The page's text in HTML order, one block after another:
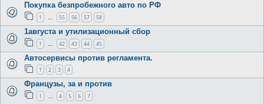
Покупка безпробежного авто по РФ
1 … 55 56 57 58
1августа и утилизационный сбор
1 … 42 43 44 45
Автосервисы против регламента.
1 2 3 4
Французы, за и против
1 … 4 5 6 7